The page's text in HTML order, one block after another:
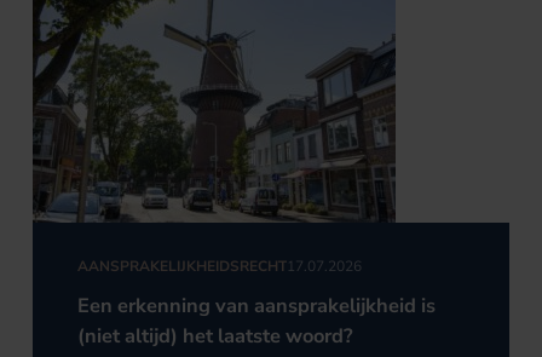
AANSPRAKELIJKHEIDSRECHT17.07.2026
Een erkenning van aansprakelijkheid is
(niet altijd) het laatste woord?